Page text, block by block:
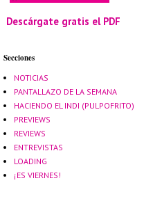
Descárgate gratis el PDF
Secciones
NOTICIAS
PANTALLAZO DE LA SEMANA
HACIENDO EL INDI (PULPOFRITO)
PREVIEWS
REVIEWS
ENTREVISTAS
LOADING
¡ES VIERNES!